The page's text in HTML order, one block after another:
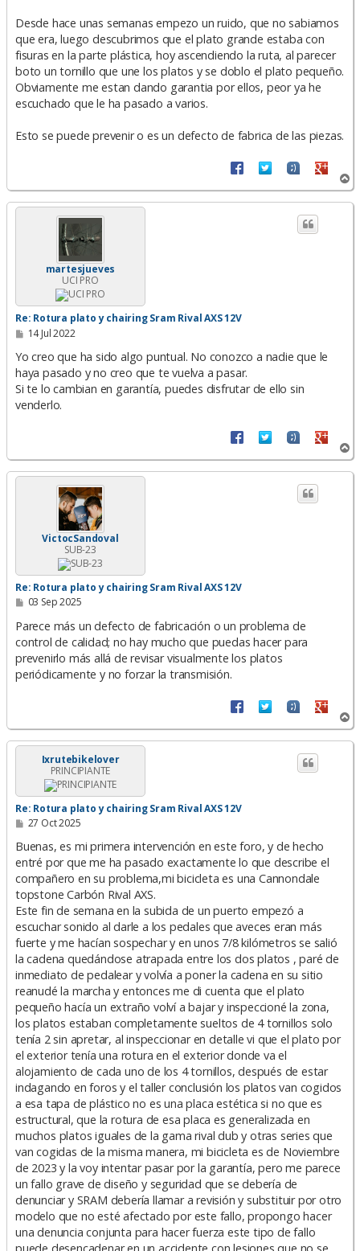
j
e
Desde hace unas semanas empezo un ruido, que no sabiamos
que era, luego descubrimos que el plato grande estaba con
fisuras en la parte plástica, hoy ascendiendo la ruta, al parecer
boto un tornillo que une los platos y se doblo el plato pequeño.
Obviamente me estan dando garantia por ellos, peor ya he
escuchado que le ha pasado a varios.
Esto se puede prevenir o es un defecto de fabrica de las piezas.
r
r
martesjueves
UCI PRO
Re: Rotura plato y chairing Sram Rival AXS 12V
M
n
a
j
e
14 Jul 2022
Yo creo que ha sido algo puntual. No conozco a nadie que le
haya pasado y no creo que te vuelva a pasar.
Si te lo cambian en garantía, puedes disfrutar de ello sin
venderlo.
r
r
VictocSandoval
SUB-23
Re: Rotura plato y chairing Sram Rival AXS 12V
M
n
a
j
e
03 Sep 2025
Parece más un defecto de fabricación o un problema de
control de calidad; no hay mucho que puedas hacer para
prevenirlo más allá de revisar visualmente los platos
periódicamente y no forzar la transmisión.
r
r
Ixrutebikelover
PRINCIPIANTE
Re: Rotura plato y chairing Sram Rival AXS 12V
M
n
a
j
e
27 Oct 2025
Buenas, es mi primera intervención en este foro, y de hecho
entré por que me ha pasado exactamente lo que describe el
compañero en su problema,mi bicicleta es una Cannondale
topstone Carbón Rival AXS.
Este fin de semana en la subida de un puerto empezó a
escuchar sonido al darle a los pedales que aveces eran más
fuerte y me hacían sospechar y en unos 7/8 kilómetros se salió
la cadena quedándose atrapada entre los dos platos , paré de
inmediato de pedalear y volvía a poner la cadena en su sitio
reanudé la marcha y entonces me di cuenta que el plato
pequeño hacía un extraño volví a bajar y inspeccioné la zona,
los platos estaban completamente sueltos de 4 tornillos solo
tenía 2 sin apretar, al inspeccionar en detalle vi que el plato por
el exterior tenía una rotura en el exterior donde va el
alojamiento de cada uno de los 4 tornillos, después de estar
indagando en foros y el taller conclusión los platos van cogidos
a esa tapa de plástico no es una placa estética si no que es
estructural, que la rotura de esa placa es generalizada en
muchos platos iguales de la gama rival dub y otras series que
van cogidas de la misma manera, mi bicicleta es de Noviembre
de 2023 y la voy intentar pasar por la garantía, pero me parece
un fallo grave de diseño y seguridad que se debería de
denunciar y SRAM debería llamar a revisión y substituir por otro
modelo que no esté afectado por este fallo, propongo hacer
una denuncia conjunta para hacer fuerza este tipo de fallo